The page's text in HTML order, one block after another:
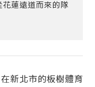
蓮遠道而來的隊
新北市的板樹體育